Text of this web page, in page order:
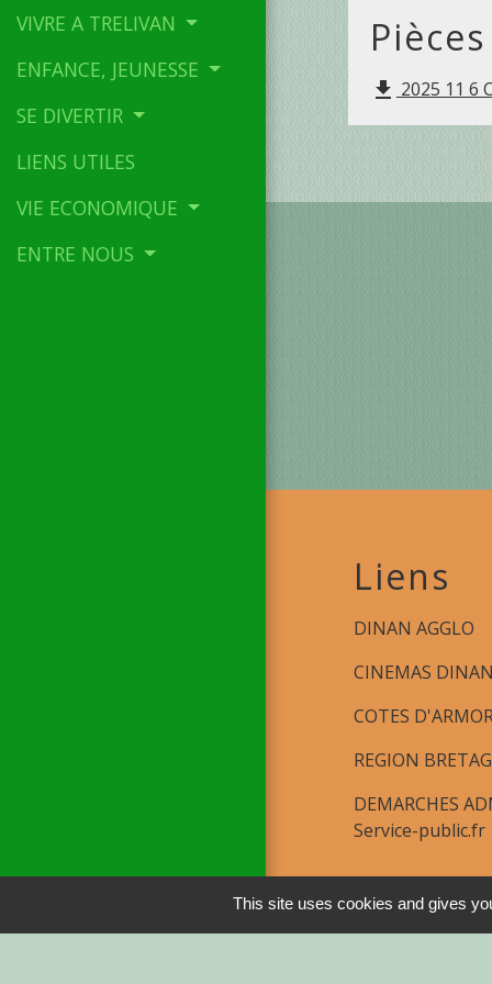
VIVRE A TRELIVAN
ENFANCE, JEUNESSE
SE DIVERTIR
LIENS UTILES
VIE ECONOMIQUE
ENTRE NOUS
file_download 2025 11 6
Liens
DINAN AGGLO
CINEMAS DINAN
COTES
REGION
DEMARCHES
Service-public.fr
This site uses cookies and gives